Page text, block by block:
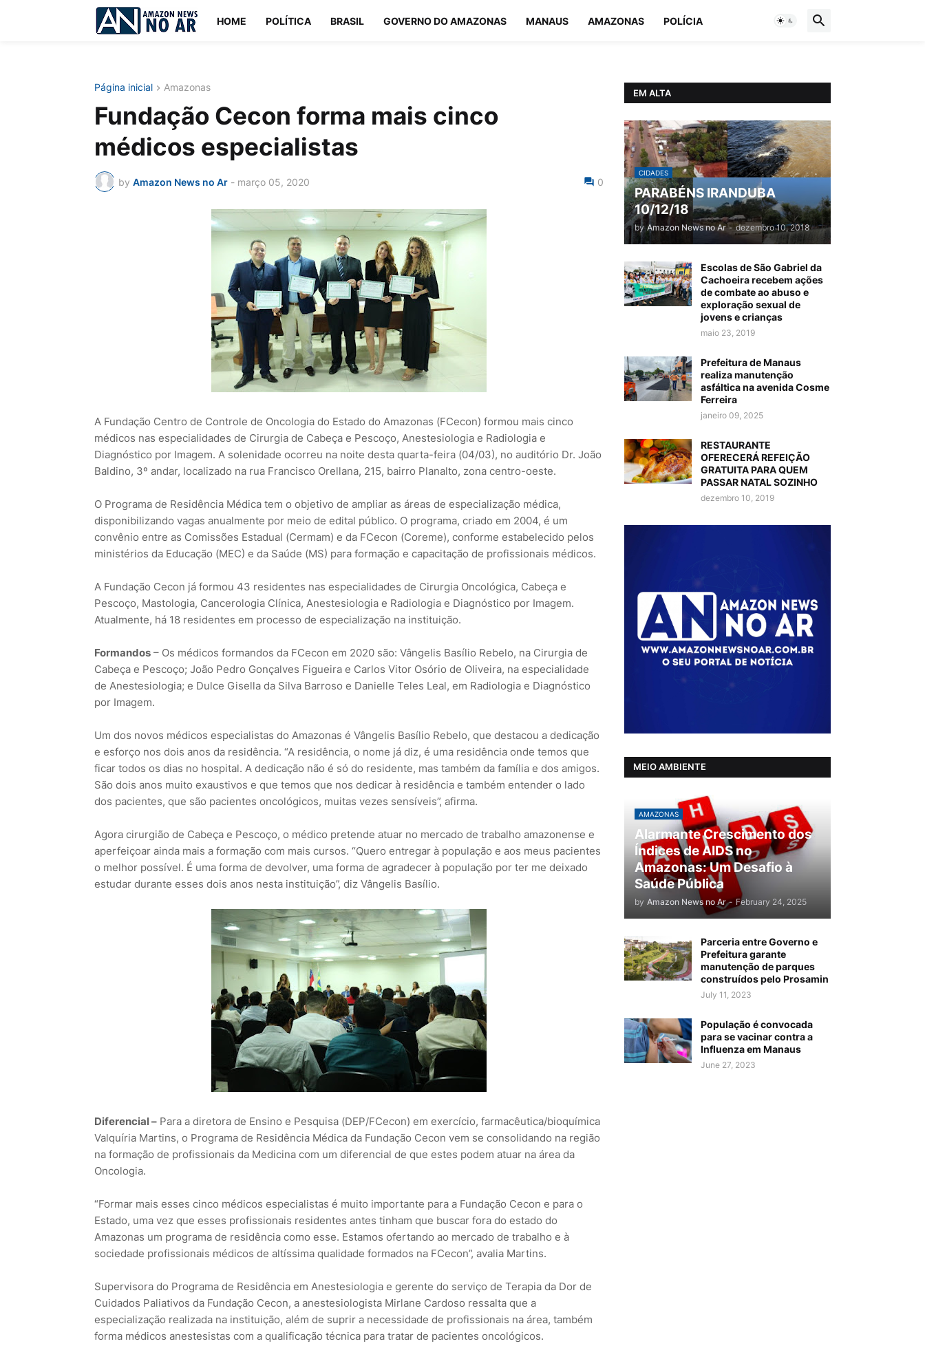
HOME POLÍTICA BRASIL GOVERNO DO AMAZONAS MANAUS AMAZONAS POLÍCIA
Página inicial Amazonas
Fundação Cecon forma mais cinco
médicos especialistas
by Amazon News no Ar - março 05, 2020 0
A Fundação Centro de Controle de Oncologia do Estado do Amazonas (FCecon) formou mais cinco
médicos nas especialidades de Cirurgia de Cabeça e Pescoço, Anestesiologia e Radiologia e
Diagnóstico por Imagem. A solenidade ocorreu na noite desta quarta-feira (04/03), no auditório Dr. João
Baldino, 3º andar, localizado na rua Francisco Orellana, 215, bairro Planalto, zona centro-oeste.
O Programa de Residência Médica tem o objetivo de ampliar as áreas de especialização médica,
disponibilizando vagas anualmente por meio de edital público. O programa, criado em 2004, é um
convênio entre as Comissões Estadual (Cermam) e da FCecon (Coreme), conforme estabelecido pelos
ministérios da Educação (MEC) e da Saúde (MS) para formação e capacitação de profissionais médicos.
A Fundação Cecon já formou 43 residentes nas especialidades de Cirurgia Oncológica, Cabeça e
Pescoço, Mastologia, Cancerologia Clínica, Anestesiologia e Radiologia e Diagnóstico por Imagem.
Atualmente, há 18 residentes em processo de especialização na instituição.
Formandos – Os médicos formandos da FCecon em 2020 são: Vângelis Basílio Rebelo, na Cirurgia de
Cabeça e Pescoço; João Pedro Gonçalves Figueira e Carlos Vitor Osório de Oliveira, na especialidade
de Anestesiologia; e Dulce Gisella da Silva Barroso e Danielle Teles Leal, em Radiologia e Diagnóstico
por Imagem.
Um dos novos médicos especialistas do Amazonas é Vângelis Basílio Rebelo, que destacou a dedicação
e esforço nos dois anos da residência. “A residência, o nome já diz, é uma residência onde temos que
ficar todos os dias no hospital. A dedicação não é só do residente, mas também da família e dos amigos.
São dois anos muito exaustivos e que temos que nos dedicar à residência e também entender o lado
dos pacientes, que são pacientes oncológicos, muitas vezes sensíveis”, afirma.
Agora cirurgião de Cabeça e Pescoço, o médico pretende atuar no mercado de trabalho amazonense e
aperfeiçoar ainda mais a formação com mais cursos. “Quero entregar à população e aos meus pacientes
o melhor possível. É uma forma de devolver, uma forma de agradecer à população por ter me deixado
estudar durante esses dois anos nesta instituição”, diz Vângelis Basílio.
Diferencial – Para a diretora de Ensino e Pesquisa (DEP/FCecon) em exercício, farmacêutica/bioquímica
Valquíria Martins, o Programa de Residência Médica da Fundação Cecon vem se consolidando na região
na formação de profissionais da Medicina com um diferencial de que estes podem atuar na área da
Oncologia.
“Formar mais esses cinco médicos especialistas é muito importante para a Fundação Cecon e para o
Estado, uma vez que esses profissionais residentes antes tinham que buscar fora do estado do
Amazonas um programa de residência como esse. Estamos ofertando ao mercado de trabalho e à
sociedade profissionais médicos de altíssima qualidade formados na FCecon”, avalia Martins.
Supervisora do Programa de Residência em Anestesiologia e gerente do serviço de Terapia da Dor de
Cuidados Paliativos da Fundação Cecon, a anestesiologista Mirlane Cardoso ressalta que a
especialização realizada na instituição, além de suprir a necessidade de profissionais na área, também
forma médicos anestesistas com a qualificação técnica para tratar de pacientes oncológicos.
EM ALTA
CIDADES
PARABÉNS IRANDUBA
10/12/18
by Amazon News no Ar - dezembro 10, 2018
Escolas de São Gabriel da
Cachoeira recebem ações
de combate ao abuso e
exploração sexual de
jovens e crianças
maio 23, 2019
Prefeitura de Manaus
realiza manutenção
asfáltica na avenida Cosme
Ferreira
janeiro 09, 2025
RESTAURANTE
OFERECERÁ REFEIÇÃO
GRATUITA PARA QUEM
PASSAR NATAL SOZINHO
dezembro 10, 2019
MEIO AMBIENTE
AMAZONAS
Alarmante Crescimento dos
Índices de AIDS no
Amazonas: Um Desafio à
Saúde Pública
by Amazon News no Ar - February 24, 2025
Parceria entre Governo e
Prefeitura garante
manutenção de parques
construídos pelo Prosamin
July 11, 2023
População é convocada
para se vacinar contra a
Influenza em Manaus
June 27, 2023